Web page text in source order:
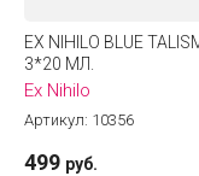
EX NIHILO BLUE
3*20 МЛ.
Ex Nihilo
Артикул: 10356
499 руб.